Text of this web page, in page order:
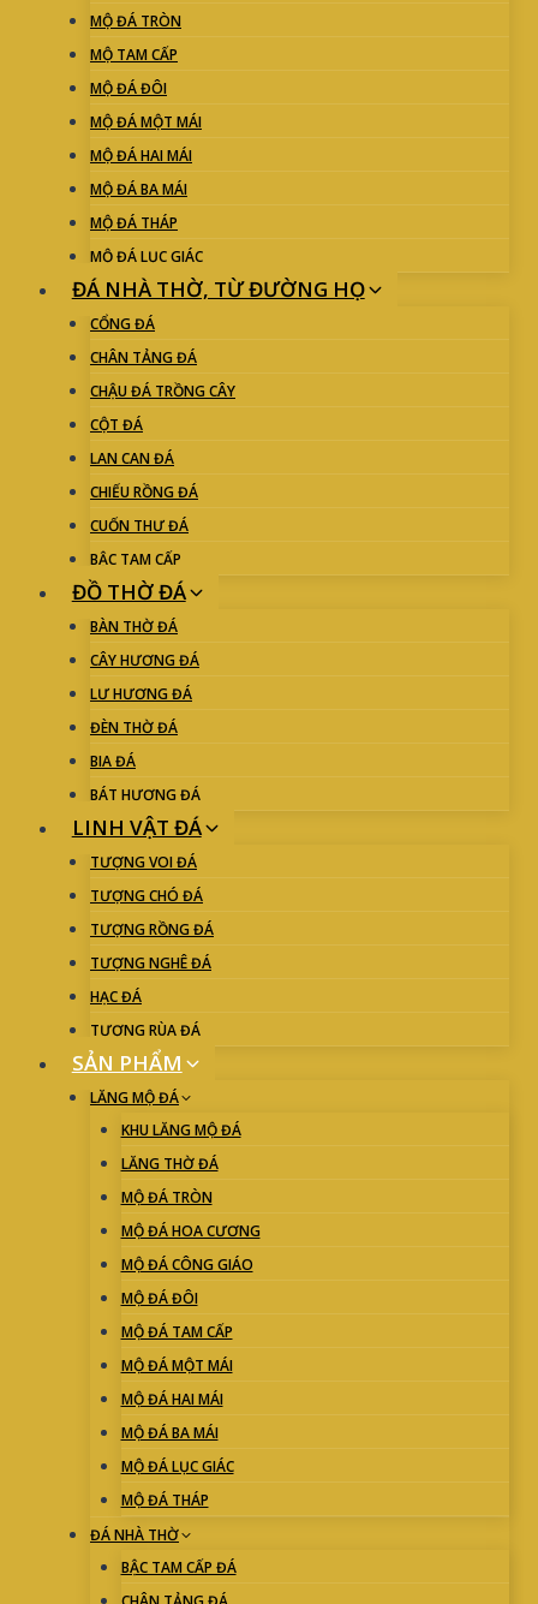
MỘ ĐÁ TRÒN
MỘ TAM CẤP
MỘ ĐÁ ĐÔI
MỘ ĐÁ MỘT MÁI
MỘ ĐÁ HAI MÁI
MỘ ĐÁ BA MÁI
MỘ ĐÁ THÁP
MỘ ĐÁ LỤC GIÁC
ĐÁ NHÀ THỜ, TỪ ĐƯỜNG HỌ
CỔNG ĐÁ
CHÂN TẢNG ĐÁ
CHẬU ĐÁ TRỒNG CÂY
CỘT ĐÁ
LAN CAN ĐÁ
CHIẾU RỒNG ĐÁ
CUỐN THƯ ĐÁ
BẬC TAM CẤP
ĐỒ THỜ ĐÁ
BÀN THỜ ĐÁ
CÂY HƯƠNG ĐÁ
LƯ HƯƠNG ĐÁ
ĐÈN THỜ ĐÁ
BIA ĐÁ
BÁT HƯƠNG ĐÁ
LINH VẬT ĐÁ
TƯỢNG VOI ĐÁ
TƯỢNG CHÓ ĐÁ
TƯỢNG RỒNG ĐÁ
TƯỢNG NGHÊ ĐÁ
HẠC ĐÁ
TƯỢNG RÙA ĐÁ
SẢN PHẨM
LĂNG MỘ ĐÁ
KHU LĂNG MỘ ĐÁ
LĂNG THỜ ĐÁ
MỘ ĐÁ TRÒN
MỘ ĐÁ HOA CƯƠNG
MỘ ĐÁ CÔNG GIÁO
MỘ ĐÁ ĐÔI
MỘ ĐÁ TAM CẤP
MỘ ĐÁ MỘT MÁI
MỘ ĐÁ HAI MÁI
MỘ ĐÁ BA MÁI
MỘ ĐÁ LỤC GIÁC
MỘ ĐÁ THÁP
ĐÁ NHÀ THỜ
BẬC TAM CẤP ĐÁ